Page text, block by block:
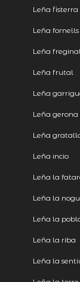
Leña fisterra
Leña
Leña
Leña frutal
Leña
Leña
Leña
Leña incio
Leña la
Leña la
Leña la
Leña la riba
Leña la